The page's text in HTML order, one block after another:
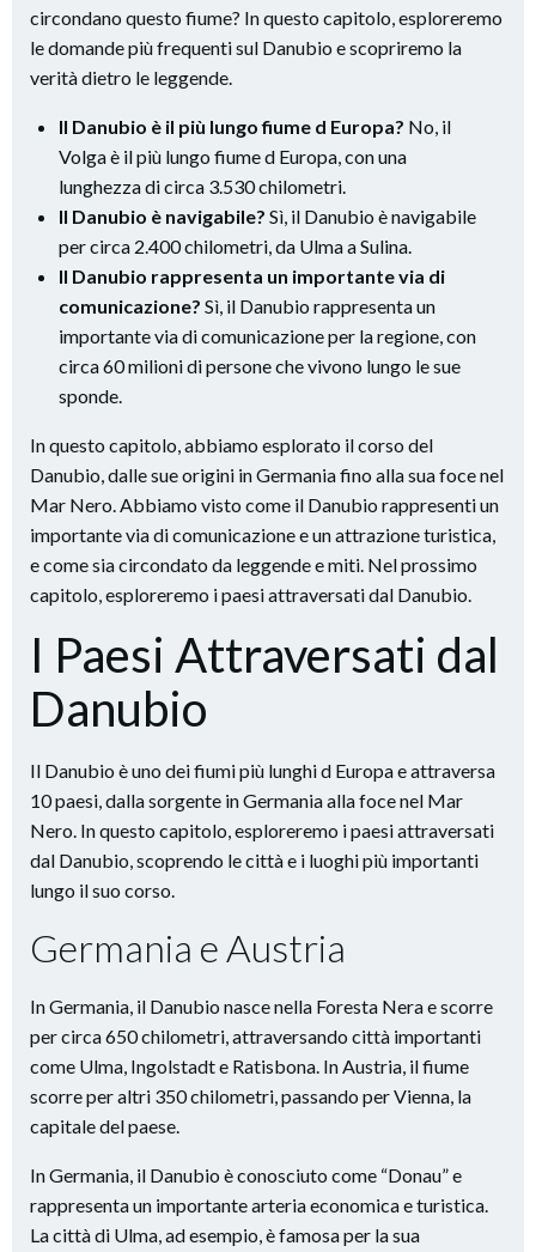
circondano questo fiume? In questo capitolo, esploreremo
le domande più frequenti sul Danubio e scopriremo la
verità dietro le leggende.
Il Danubio è il più lungo fiume d Europa? No, il
Volga è il più lungo fiume d Europa, con una
lunghezza di circa 3.530 chilometri.
Il Danubio è navigabile? Sì, il Danubio è navigabile
per circa 2.400 chilometri, da Ulma a Sulina.
Il Danubio rappresenta un importante via di
comunicazione? Sì, il Danubio rappresenta un
importante via di comunicazione per la regione, con
circa 60 milioni di persone che vivono lungo le sue
sponde.
In questo capitolo, abbiamo esplorato il corso del
Danubio, dalle sue origini in Germania fino alla sua foce nel
Mar Nero. Abbiamo visto come il Danubio rappresenti un
importante via di comunicazione e un attrazione turistica,
e come sia circondato da leggende e miti. Nel prossimo
capitolo, esploreremo i paesi attraversati dal Danubio.
I Paesi Attraversati dal
Danubio
Il Danubio è uno dei fiumi più lunghi d Europa e attraversa
10 paesi, dalla sorgente in Germania alla foce nel Mar
Nero. In questo capitolo, esploreremo i paesi attraversati
dal Danubio, scoprendo le città e i luoghi più importanti
lungo il suo corso.
Germania e Austria
In Germania, il Danubio nasce nella Foresta Nera e scorre
per circa 650 chilometri, attraversando città importanti
come Ulma, Ingolstadt e Ratisbona. In Austria, il fiume
scorre per altri 350 chilometri, passando per Vienna, la
capitale del paese.
In Germania, il Danubio è conosciuto come “Donau” e
rappresenta un importante arteria economica e turistica.
La città di Ulma, ad esempio, è famosa per la sua